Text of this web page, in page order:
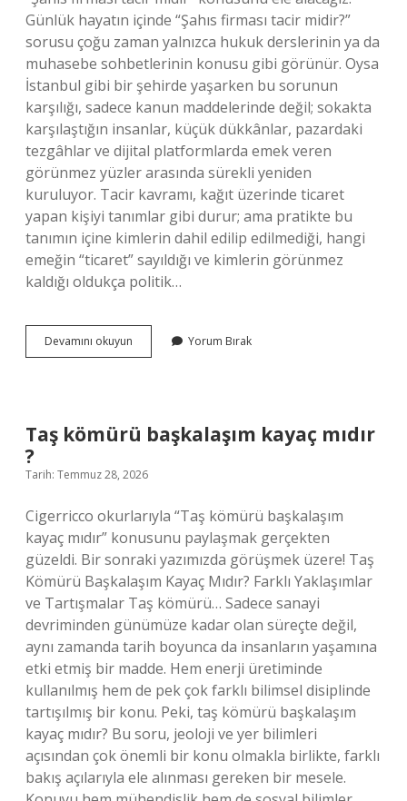
Günlük hayatın içinde “Şahıs firması tacir midir?”
sorusu çoğu zaman yalnızca hukuk derslerinin ya da
muhasebe sohbetlerinin konusu gibi görünür. Oysa
İstanbul gibi bir şehirde yaşarken bu sorunun
karşılığı, sadece kanun maddelerinde değil; sokakta
karşılaştığın insanlar, küçük dükkânlar, pazardaki
tezgâhlar ve dijital platformlarda emek veren
görünmez yüzler arasında sürekli yeniden
kuruluyor. Tacir kavramı, kağıt üzerinde ticaret
yapan kişiyi tanımlar gibi durur; ama pratikte bu
tanımın içine kimlerin dahil edilip edilmediği, hangi
emeğin “ticaret” sayıldığı ve kimlerin görünmez
kaldığı oldukça politik…
Devamını okuyun
firması
Yorum Bırak
Taş kömürü başkalaşım kayaç mıdır
?
Tarih: Temmuz 28, 2026
Cigerricco okurlarıyla “Taş kömürü başkalaşım
kayaç mıdır” konusunu paylaşmak gerçekten
güzeldi. Bir sonraki yazımızda görüşmek üzere! Taş
Kömürü Başkalaşım Kayaç Mıdır? Farklı Yaklaşımlar
ve Tartışmalar Taş kömürü… Sadece sanayi
devriminden günümüze kadar olan süreçte değil,
aynı zamanda tarih boyunca da insanların yaşamına
etki etmiş bir madde. Hem enerji üretiminde
kullanılmış hem de pek çok farklı bilimsel disiplinde
tartışılmış bir konu. Peki, taş kömürü başkalaşım
kayaç mıdır? Bu soru, jeoloji ve yer bilimleri
açısından çok önemli bir konu olmakla birlikte, farklı
bakış açılarıyla ele alınması gereken bir mesele.